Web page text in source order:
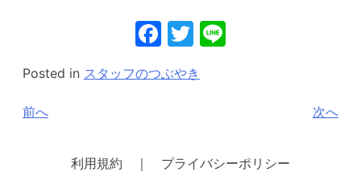
Facebook
Twitter
Posted in スタッフのつぶやき
投
前へ 次へ
利用規約 ｜ プライバシーポリシー